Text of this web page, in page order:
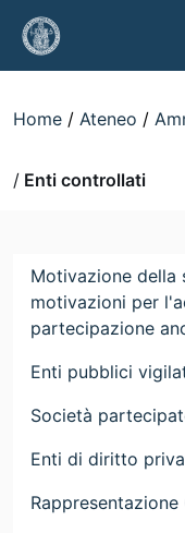
Skip to Main Content
Home Ateneo
Enti controllati
Motivazione
motivazioni per
partecipazione
Enti pubblici
Società
Enti di diritto
Rappresentazione